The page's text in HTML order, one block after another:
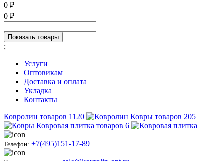
0 ₽
0 ₽
Показать товары
;
Услуги
Оптовикам
Доставка и оплата
Укладка
Контакты
Ковролин товаров 1120 Ковры товаров 205
Ковровая плитка товаров 6
Телефон: +7(495)151-17-89